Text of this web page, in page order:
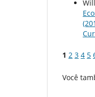
1 2 3 4 5
Você